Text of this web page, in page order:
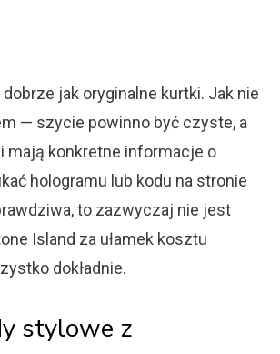
jak oryginalne kurtki. Jak nie
— szycie powinno być czyste, a
mają konkretne informacje o
hologramu lub kodu na stronie
to zazwyczaj nie jest
Island za ułamek kosztu
dokładnie.
stylowe z